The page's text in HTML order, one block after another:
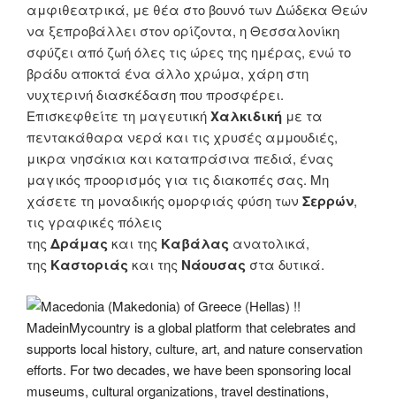
αμφιθεατρικά, με θέα στο βουνό των Δώδεκα Θεών
να ξεπροβάλλει στον ορίζοντα, η Θεσσαλονίκη
σφύζει από ζωή όλες τις ώρες της ημέρας, ενώ το
βράδυ αποκτά ένα άλλο χρώμα, χάρη στη
νυχτερινή διασκέδαση που προσφέρει.
Επισκεφθείτε τη μαγευτικήΧαλκιδική με τα
πεντακάθαρα νερά και τις χρυσές αμμουδιές,
μικρα νησάκια και καταπράσινα πεδιά, ένας
μαγικός προορισμός για τις διακοπές σας. Μη
χάσετε τη μοναδικής ομορφιάς φύση των Σερρών,
τις γραφικές πόλεις
της Δράμαςκαι της Καβάλας ανατολικά,
της Καστοριάςκαι της Νάουσας στα δυτικά.